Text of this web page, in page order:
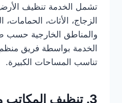
تشمل الخدمة تنظيف
الزجاج، الأثاث، الحمامات،
والمناطق الخارجية حسب
الخدمة بواسطة فريق
تناسب المساحات الكبيرة.
3. تنظيف المكاتب والشركات